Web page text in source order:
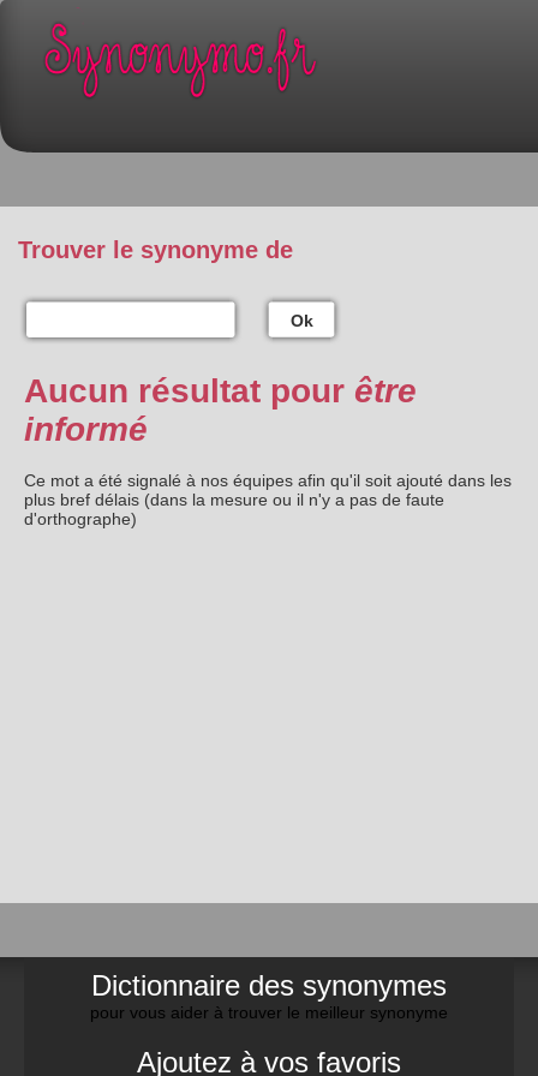
Trouver le synonyme de
Ok
Aucun résultat pour être
informé
Ce mot a été signalé à nos équipes afin qu'il soit ajouté dans les
plus bref délais (dans la mesure ou il n'y a pas de faute
d'orthographe)
Dictionnaire des synonymes
pour vous aider à trouver le meilleur synonyme
Ajoutez à vos favoris